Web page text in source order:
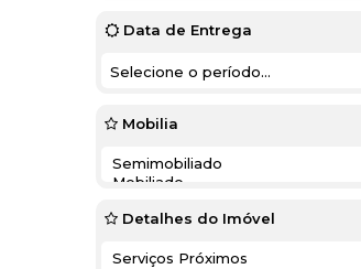
Data de Entrega
Mobilia
Detalhes do Imóvel